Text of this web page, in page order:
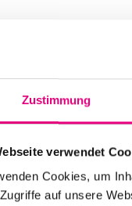
Zustimmung
verwendet
Cookies, um
auf unsere